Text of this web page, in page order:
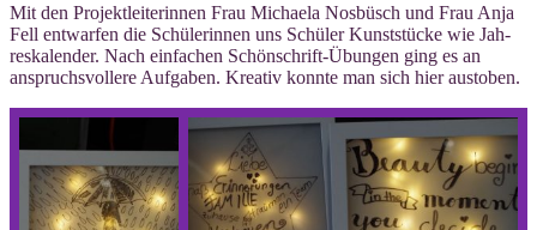
Mit den Pro­jekt­lei­te­rin­nen Frau Michae­la Nos­büsch und Frau Anja
Fell ent­war­fen die Schü­le­rin­nen uns Schü­ler Kunst­stü­cke wie Jah­
res­ka­len­der. Nach ein­fa­chen Schön­schrift-Übun­gen ging es an
anspruchs­vol­le­re Auf­ga­ben. Krea­tiv konn­te man sich hier austoben.